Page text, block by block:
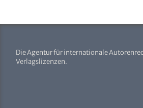
Die Agentur für internationale
Verlagslizenzen.